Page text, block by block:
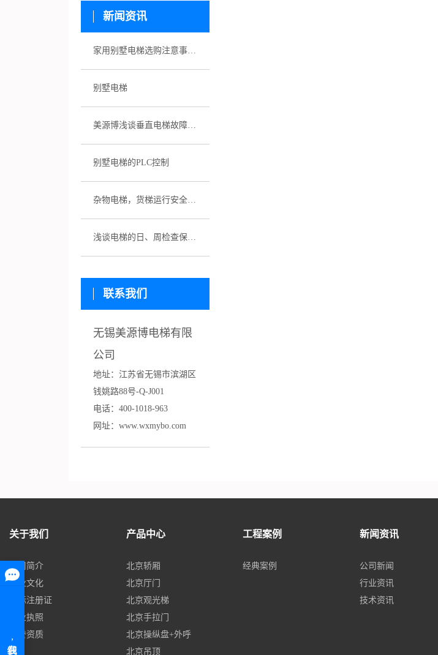
新闻资讯
别墅电梯
别墅电梯的PLC控制
联系我们
无锡美源博电梯有限
公司
地址： 江苏省无锡市滨湖区
钱姚路88号-Q-J001
电话： 400-1 018-963
网址：www.wxmybo.com
关于我们
公司简介
企业文化
商标注册证
营业执照
荣誉资质
产品中心
北京轿厢
北京厅门
北京观光梯
北京手拉门
北京操纵盘+外呼
北京吊顶
工程案例
经典案例
新闻资讯
公司新闻
行业资讯
技术资讯